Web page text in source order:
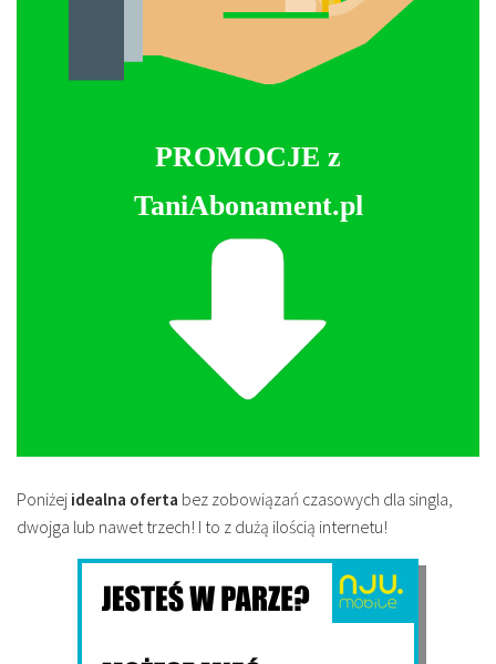
PROMOCJE z
TaniAbonament.pl
Poniżej idealna oferta bez zobowiązań czasowych dla singla,
dwojga lub nawet trzech! I to z dużą ilością internetu!